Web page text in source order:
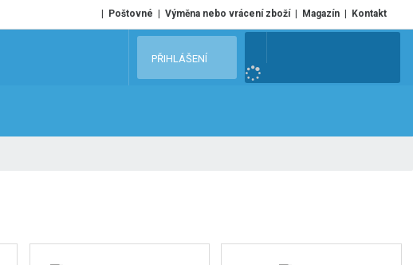
Poštovné Výměna nebo vrácení zboží Magazín Kontakt
e
PŘIHLÁŠENÍ